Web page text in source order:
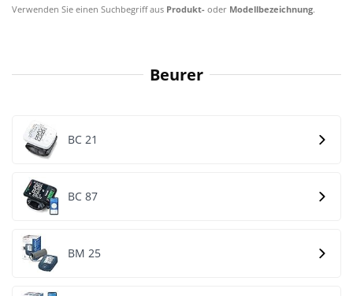
Verwenden Sie einen Suchbegriff aus Produkt- oder Modellbezeichnung.
Beurer
BC 21
BC 87
BM 25